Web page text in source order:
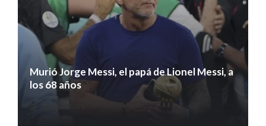
Murió Jorge Messi, el papá de Lionel Messi, a
los 68 años